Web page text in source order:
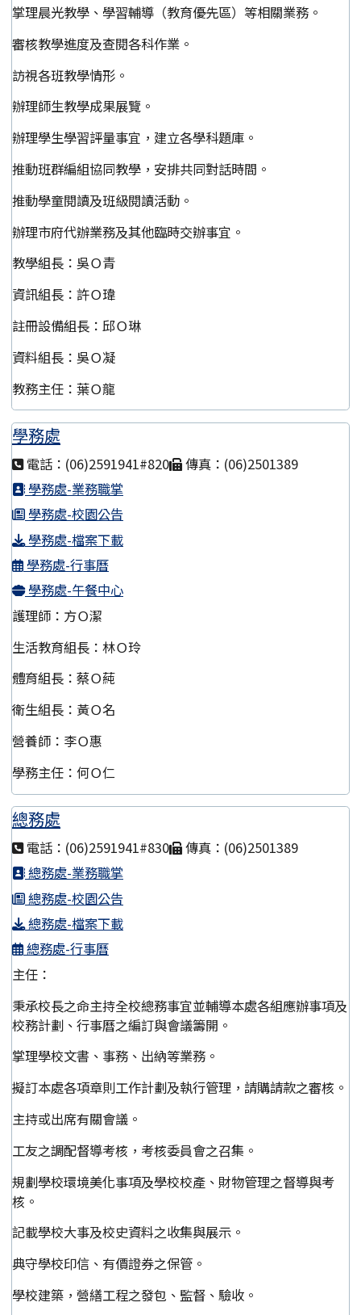
掌理晨光教學、學習輔導（教育優先區）等相關業務。
審核教學進度及查閱各科作業。
訪視各班教學情形。
辦理師生教學成果展覽。
辦理學生學習評量事宜，建立各學科題庫。
推動班群編組協同教學，安排共同對話時間。
推動學童閱讀及班級閱讀活動。
辦理市府代辦業務及其他臨時交辦事宜。
教學組長：吳Ｏ青
資訊組長：許Ｏ瑋
註冊設備組長：邱Ｏ琳
資料組長：吳Ｏ凝
教務主任：葉Ｏ龍
學務處
電話：(06)2591941#820
傳真：(06)2501389
學務處-業務職掌
學務處-校園公告
學務處-檔案下載
學務處-行事曆
學務處-午餐中心
護理師：方Ｏ潔
生活教育組長：林Ｏ玲
體育組長：蔡Ｏ蒓
衛生組長：黃Ｏ名
營養師：李Ｏ惠
學務主任：何Ｏ仁
總務處
電話：(06)2591941#830
傳真：(06)2501389
總務處-業務職掌
總務處-校園公告
總務處-檔案下載
總務處-行事曆
主任：
秉承校長之命主持全校總務事宜並輔導本處各組應辦事項及
校務計劃、行事曆之編訂與會議籌開。
掌理學校文書、事務、出納等業務。
擬訂本處各項章則工作計劃及執行管理，請購請款之審核。
主持或出席有關會議。
工友之調配督導考核，考核委員會之召集。
規劃學校環境美化事項及學校校產、財物管理之督導與考
核。
記載學校大事及校史資料之收集與展示。
典守學校印信、有價證券之保管。
學校建築，營繕工程之發包、監督、驗收。